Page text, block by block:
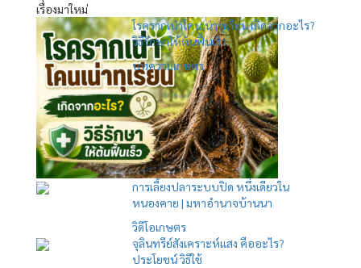
เรื่องมาใหม่
โรครากเน่าโคนเน่าทุเรียน เกิดจากอะไร?
วิธีรักษาให้ต้นฟื้นเร็ว
บทความเกษตร
การเลี้ยงปลาระบบปิด หนึ่งเดียวใน
หนองคาย | มหาอำนาจบ้านนา
วิดีโอเกษตร
จุลินทรีย์สังเคราะห์แสง คืออะไร?
ประโยชน์ วิธีใช้